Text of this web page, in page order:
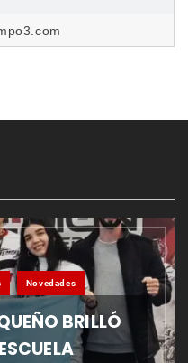
Novedades
BRILLÓ